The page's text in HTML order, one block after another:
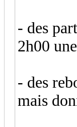
- des
2h00
- des
mais